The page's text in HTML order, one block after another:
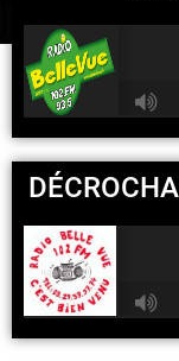
R
A
S
T
N
E
R